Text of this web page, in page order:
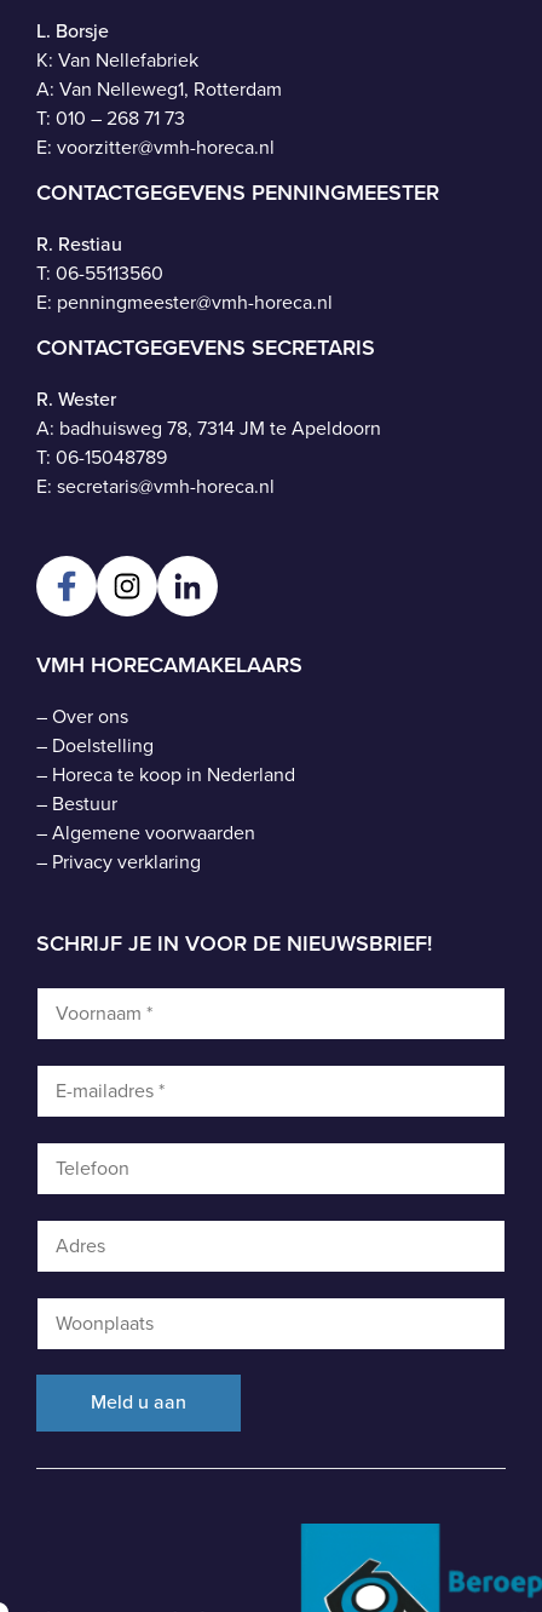
L. Borsje
K: Van Nellefabriek
A: Van Nelleweg1, Rotterdam
T: 010 – 268 71 73
E: voorzitter@vmh-horeca.nl
CONTACTGEGEVENS PENNINGMEESTER
R. Restiau
T: 06-55113560
E: penningmeester@vmh-horeca.nl
CONTACTGEGEVENS SECRETARIS
R. Wester
A: badhuisweg 78, 7314 JM te Apeldoorn
T: 06-15048789
E: secretaris@vmh-horeca.nl
VMH HORECAMAKELAARS
–Over ons
– Doelstelling
– Horeca te koop in Nederland
– Bestuur
–Algemene voorwaarden
– Privacy verklaring
SCHRIJF JE IN VOOR DE NIEUWSBRIEF!